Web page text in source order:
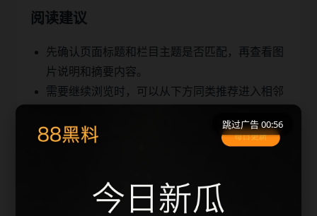
阅读建议
先确认页面标题和栏目主题是否匹配，再查看图
片说明和摘要内容。
需要继续浏览时，可以从下方同类推荐进入相邻
移动端访问建议优先使用栏目页和 sitemap，快
跳过广告 00:56